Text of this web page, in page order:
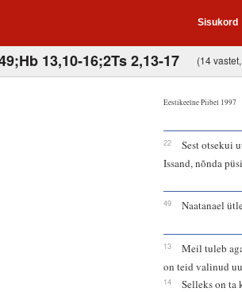
Sisukord
13,10-16;2Ts 2,13-17 (14
Eestikeelne Piibel 1997
22
Sest otsekui
Issand, nõnda
49 Naatanael
13
Meil tuleb
on teid valinud
14
Selleks on ta